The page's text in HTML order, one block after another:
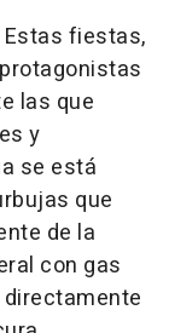
Estas fiestas,
las que
y
se está
que
de la
con gas